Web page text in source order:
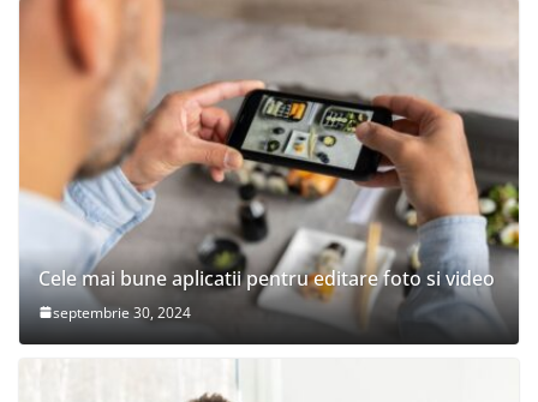
Cele mai bune aplicatii pentru editare foto si video
septembrie 30, 2024